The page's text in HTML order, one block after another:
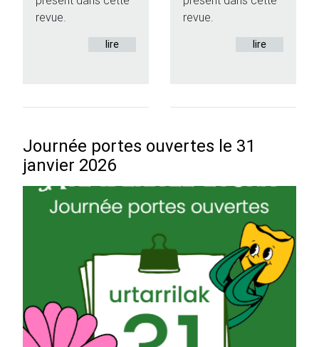
revue.
lire
revue.
lire
Journée portes ouvertes le 31
janvier 2026